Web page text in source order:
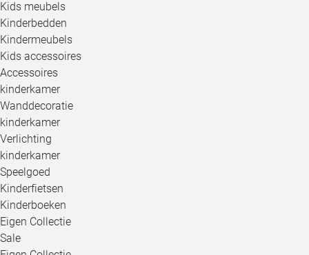
Kids meubels
Kinderbedden
Kindermeubels
Kids accessoires
Accessoires
kinderkamer
Wanddecoratie
kinderkamer
Verlichting
kinderkamer
Speelgoed
Kinderfietsen
Kinderboeken
Eigen Collectie
Sale